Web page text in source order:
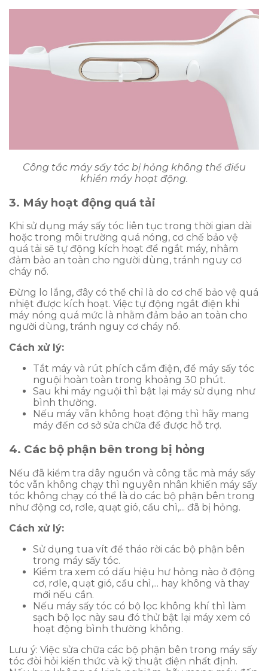
Công tắc máy sấy tóc bị hỏng không thể điều
khiển máy hoạt động.
3. Máy hoạt động quá tải
Khi sử dụng máy sấy tóc liên tục trong thời gian dài
hoặc trong môi trường quá nóng, cơ chế bảo vệ
quá tải sẽ tự động kích hoạt để ngắt máy, nhằm
đảm bảo an toàn cho người dùng, tránh nguy cơ
cháy nổ.
Đừng lo lắng, đây có thể chỉ là do cơ chế bảo vệ quá
nhiệt được kích hoạt. Việc tự động ngắt điện khi
máy nóng quá mức là nhằm đảm bảo an toàn cho
người dùng, tránh nguy cơ cháy nổ.
Cách xử lý:
Tắt máy và rút phích cắm điện, để máy sấy tóc
nguội hoàn toàn trong khoảng 30 phút.
Sau khi máy nguội thì bật lại máy sử dụng như
bình thường.
Nếu máy vẫn không hoạt động thì hãy mang
máy đến cơ sở sửa chữa để được hỗ trợ.
4. Các bộ phận bên trong bị hỏng
Nếu đã kiểm tra dây nguồn và công tắc mà máy sấy
tóc vẫn không chạy thì nguyên nhân khiến máy sấy
tóc không chạy có thể là do các bộ phận bên trong
như động cơ, rơle, quạt gió, cầu chì,... đã bị hỏng.
Cách xử lý:
Sử dụng tua vít để tháo rời các bộ phận bên
trong máy sấy tóc.
Kiểm tra xem có dấu hiệu hư hỏng nào ở động
cơ, rơle, quạt gió, cầu chì,... hay không và thay
mới nếu cần.
Nếu máy sấy tóc có bộ lọc không khí thì làm
sạch bộ lọc này sau đó thử bật lại máy xem có
hoạt động bình thường không.
Lưu ý: Việc sửa chữa các bộ phận bên trong máy sấy
tóc đòi hỏi kiến thức và kỹ thuật điện nhất định.